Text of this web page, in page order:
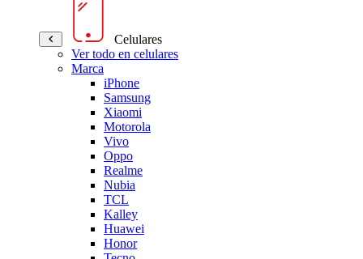
Celulares
Ver todo en celulares
Marca
iPhone
Samsung
Xiaomi
Motorola
Vivo
Oppo
Realme
Nubia
TCL
Kalley
Huawei
Honor